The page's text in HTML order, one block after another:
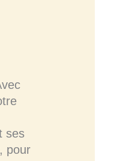
ses
pour